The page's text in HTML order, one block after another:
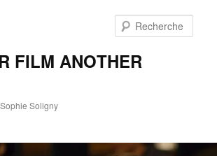
FILM ANOTHER
Soligny